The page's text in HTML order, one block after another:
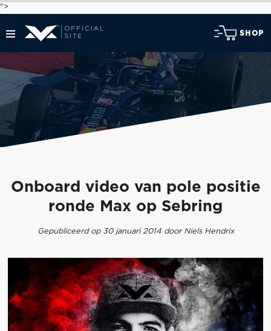
">
SHOP
Onboard video van pole positie
ronde Max op Sebring
Gepubliceerd op 30 januari 2014 door Niels Hendrix